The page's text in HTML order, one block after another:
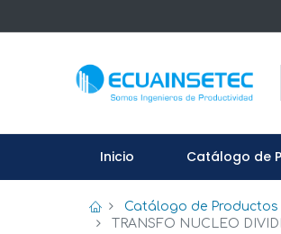
Inicio Catálogo de
Catálogo de Productos
TRANSFO NUCLEO